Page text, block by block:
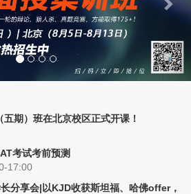
期）班在北京校区正式开课！
考试考前预测
17:00
分享会|以KJD收获斯坦福、哈佛offer，